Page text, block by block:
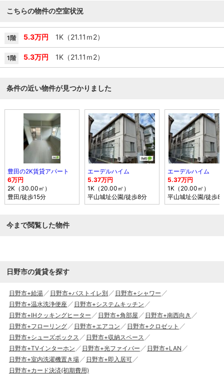
こちらの物件の空室状況
1階 5.3万円 1K（21.11ｍ2）
1階 5.3万円 1K（21.11ｍ2）
条件の近い物件が見つかりました
豊田の2K賃貸アパート
6万円
2K（30.00㎡）
豊田/徒歩15分
エーデルハイム
5.37万円
1K（20.00㎡）
平山城址公園/徒歩8分
エーデルハイム
5.37万円
1K（20.00㎡）
平山城址公園/徒歩8
今まで閲覧した物件
日野市の賃貸を探す
日野市+給湯 日野市+バストイレ別
日野市+シャワー
日野市+温水洗浄便座
日野市+システムキッチン
日野市+IHクッキングヒーター
日野市+角部屋
日野市+南西向き
日野市+フローリング
日野市+エアコン
日野市+クロゼット
日野市+シューズボックス
日野市+収納スペース
日野市+TVインターホン
日野市+光ファイバー
日野市+LAN
日野市+室内洗濯機置き場
日野市+即入居可
日野市+カード決済(初期費用)